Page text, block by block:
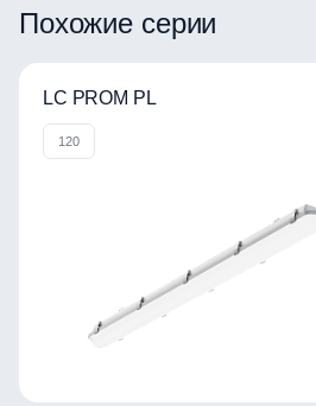
Похожие серии
LC PROM PL
120